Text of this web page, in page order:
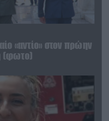
«αντίο» στον πρώην
(φωτο)